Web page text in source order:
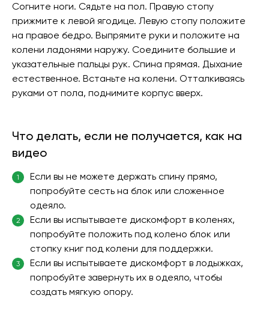
Согните ноги. Сядьте на пол. Правую стопу
прижмите к левой ягодице. Левую стопу положите
на правое бедро. Выпрямите руки и положите на
колени ладонями наружу. Соедините большие и
указательные пальцы рук. Спина прямая. Дыхание
естественное. Встаньте на колени. Отталкиваясь
руками от пола, поднимите корпус вверх.
Что делать, если не получается, как на
видео
1
Если вы не можете держать спину прямо,
попробуйте сесть на блок или сложенное
одеяло.
2
Если вы испытываете дискомфорт в коленях,
попробуйте положить под колено блок или
стопку книг под колени для поддержки.
3
Если вы испытываете дискомфорт в лодыжках,
попробуйте завернуть их в одеяло, чтобы
создать мягкую опору.